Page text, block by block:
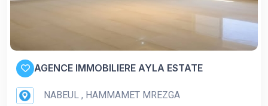
AGENCE IMMOBILIERE AYLA ESTATE
NABEUL , HAMMAMET MREZGA